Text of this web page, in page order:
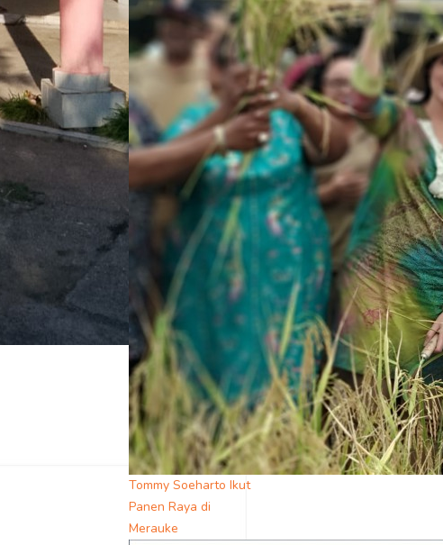
Tommy Soeharto Ikut
Panen Raya di
Merauke